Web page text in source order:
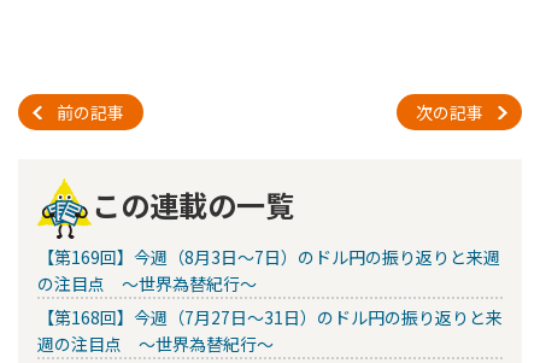
前の記事 次の記事
この連載の一覧
【第169回】今週（8月3日～7日）のドル円の振り返りと来週
の注目点 ～世界為替紀行～
【第168回】今週（7月27日～31日）のドル円の振り返りと来
週の注目点 ～世界為替紀行～